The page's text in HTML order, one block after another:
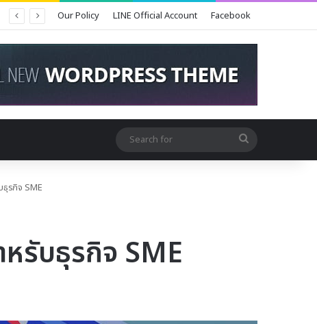
Our Policy LINE Official Account Facebook
Search
for
รกิจ SME
รับธุรกิจ SME